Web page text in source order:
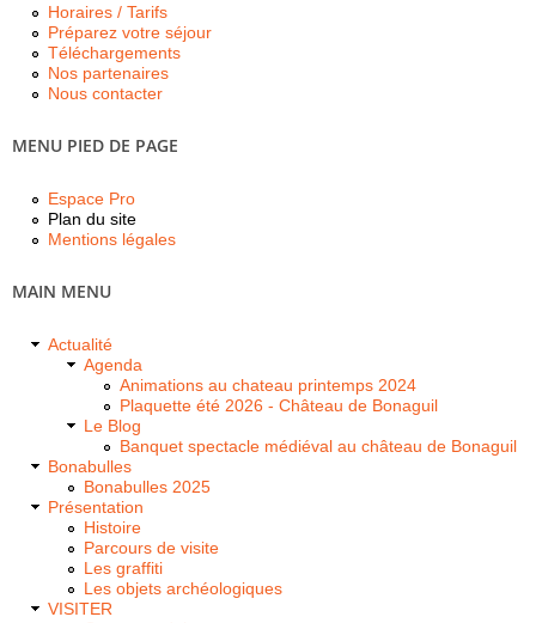
Horaires / Tarifs
Préparez votre séjour
Téléchargements
Nos partenaires
Nous contacter
MENU PIED DE PAGE
Espace Pro
Plan du site
Mentions légales
MAIN MENU
Actualité
Agenda
Animations au chateau printemps 2024
Plaquette été 2026 - Château de Bonaguil
Le Blog
Banquet spectacle médiéval au château de Bonaguil
Bonabulles
Bonabulles 2025
Présentation
Histoire
Parcours de visite
Les graffiti
Les objets archéologiques
VISITER